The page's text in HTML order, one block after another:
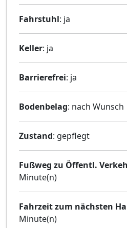
Fahrstuhl: ja
Keller: ja
Barrierefrei: ja
Bodenbelag: nach Wunsch
Zustand: gepflegt
Fußweg zu Öffentl.
Minute(n)
Fahrzeit zum nächsten
Minute(n)